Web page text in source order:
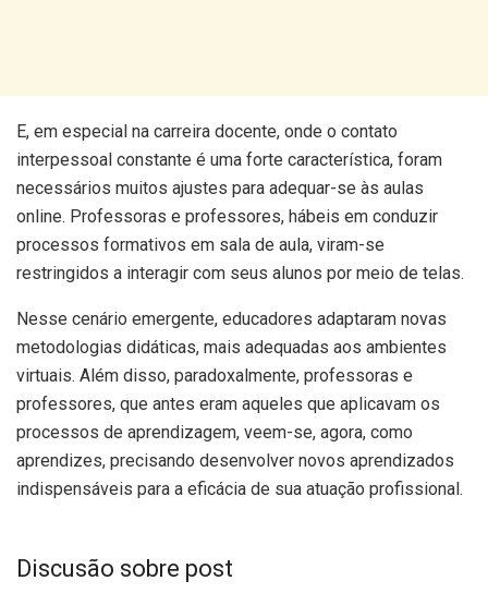
E, em especial na carreira docente, onde o contato
interpessoal constante é uma forte característica, foram
necessários muitos ajustes para adequar-se às aulas
online. Professoras e professores, hábeis em conduzir
processos formativos em sala de aula, viram-se
restringidos a interagir com seus alunos por meio de telas.
Nesse cenário emergente, educadores adaptaram novas
metodologias didáticas, mais adequadas aos ambientes
virtuais. Além disso, paradoxalmente, professoras e
professores, que antes eram aqueles que aplicavam os
processos de aprendizagem, veem-se, agora, como
aprendizes, precisando desenvolver novos aprendizados
indispensáveis para a eficácia de sua atuação profissional.
Discusão sobre post